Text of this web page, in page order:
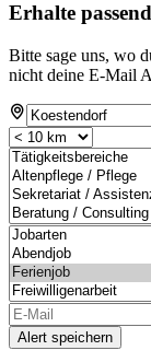
Erhalte
Bitte sage uns, wo
nicht deine E-Mail
Alert speichern